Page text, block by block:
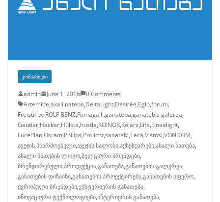
ᲙᲝᲛᲞᲐᲜᲘᲔᲑᲘ
admin June 1, 2016
0 Comments
Artemide,axali nateba,DeltaLight,Désirée,Eglo,forum,
Freistil by ROLF BENZ,Fumagalli,ganateba,ganatebis galerea,
Gautier,Hacker,Hülsta,hustla,KOINOR,Kolarz,Life,Linealight,
LucePlan,Osram,Philips,Prolicht,sanatebi,Teca,Vistosi,VONDOM,
ავეჯის მწარმოებელი,ავეჯის სალონი,აქსესუარები,ახალი ნათება,
ახალი ნათების ლოგო,ბელგიური ბრენდები,
ბრენდირებული პროდუქცია,განათება,განათების გალერეა,
განათების დიზაინი,განათების პროექტირება,განათების სფერო,
ევროპული ბრენდები,ექსტერიერის განათება,
ინოვაციური ტექნოლოგიები,ინტერიერის განათება,